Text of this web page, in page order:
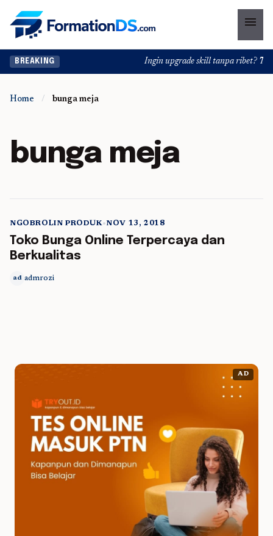
menu
BREAKING Ingin upgrade skill tanpa ribet?
Home / bunga meja
bunga meja
5 min read
NGOBROLIN PRODUK•NOV 13, 2018
Toko Bunga Online Terpercaya dan
Berkualitas
ad admrozi
AD